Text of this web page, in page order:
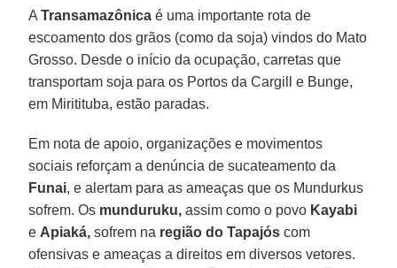
ATransamazônica é uma importante rota de
escoamento dos grãos (como da soja) vindos do Mato
Grosso. Desde o início da ocupação, carretas que
transportam soja para os Portos da Cargill e Bunge,
em Miritituba, estão paradas.
Em nota de apoio, organizações e movimentos
sociais reforçam a denúncia de sucateamento da
Funai, e alertam para as ameaças que os Mundurkus
sofrem. Os munduruku, assim como o povo Kayabi
e Apiaká, sofrem na região do Tapajós com
ofensivas e ameaças a direitos em diversos vetores.